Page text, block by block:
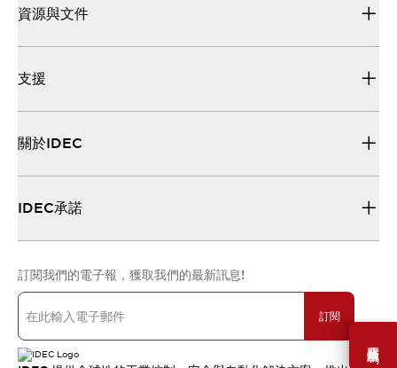
需要幫助嗎？
資源與文件
支援
關於IDEC
IDEC承諾
訂閱我們的電子報，獲取我們的最新訊息!
訂閱